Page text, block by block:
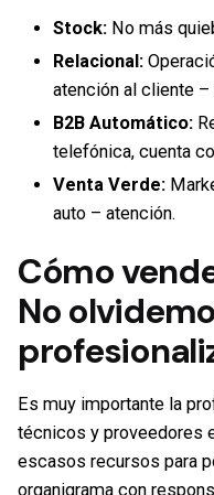
Stock: No más
Relacional:
atención al cliente
B2B Automático:
telefónica, cuenta
Venta Verde:
auto – atención.
Cómo
No
Es muy importante la
técnicos y proveedores
escasos recursos para
organigrama con